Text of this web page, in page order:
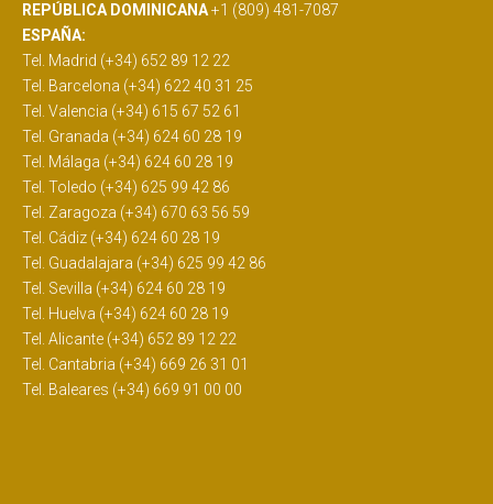
REPÚBLICA DOMINICANA+1 (809) 481-7087
ESPAÑA:
Tel. Madrid (+34) 652 89 12 22
Tel. Barcelona (+34) 622 40 31 25
Tel. Valencia (+34) 615 67 52 61
Tel. Granada (+34) 624 60 28 19
Tel. Málaga (+34) 624 60 28 19
Tel. Toledo (+34) 625 99 42 86
Tel. Zaragoza (+34) 670 63 56 59
Tel. Cádiz (+34) 624 60 28 19
Tel. Guadalajara (+34) 625 99 42 86
Tel. Sevilla (+34) 624 60 28 19
Tel. Huelva (+34) 624 60 28 19
Tel. Alicante (+34) 652 89 12 22
Tel. Cantabria (+34) 669 26 31 01
Tel. Baleares (+34) 669 91 00 00